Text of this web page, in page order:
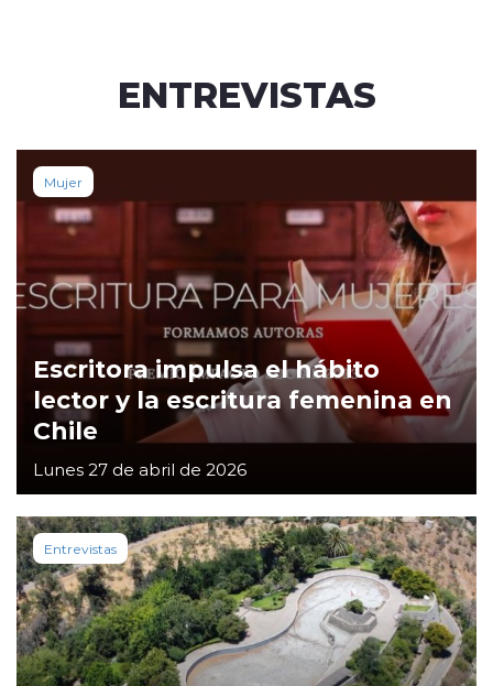
ENTREVISTAS
Mujer
Escritora impulsa el hábito
lector y la escritura femenina en
Chile
Lunes 27 de abril de 2026
Entrevistas